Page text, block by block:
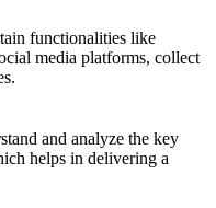
functionalities like
media platforms, collect
and analyze the key
helps in delivering a